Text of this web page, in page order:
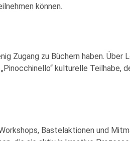
können.
Zugang zu Büchern haben.
kulturelle Teilhabe,
Bastelaktionen und